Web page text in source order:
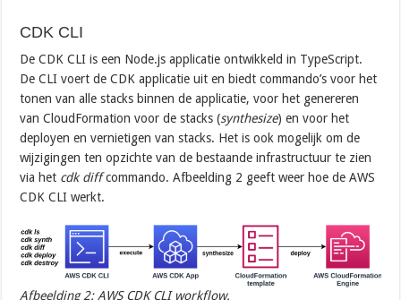
CDK CLI
De CDK CLI is een Node.js applicatie ontwikkeld in TypeScript.
De CLI voert de CDK applicatie uit en biedt commando’s voor het
tonen van alle stacks binnen de applicatie, voor het genereren
van CloudFormation voor de stacks (synthesize) en voor het
deployen en vernietigen van stacks. Het is ook mogelijk om de
wijzigingen ten opzichte van de bestaande infrastructuur te zien
via het cdk diffcommando. Afbeelding 2 geeft weer hoe de AWS
CDK CLI werkt.
Afbeelding 2: AWS CDK CLI workflow.